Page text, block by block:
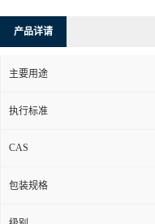
产品详请
主要用途
执行标准
CAS
包装规格